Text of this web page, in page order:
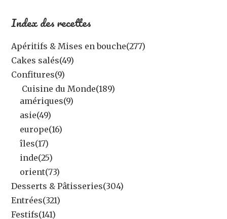
Index des recettes
Apéritifs & Mises en bouche(277)
Cakes salés(49)
Confitures(9)
Cuisine du Monde(189)
amériques(9)
asie(49)
europe(16)
îles(17)
inde(25)
orient(73)
Desserts & Pâtisseries(304)
Entrées(321)
Festifs(141)